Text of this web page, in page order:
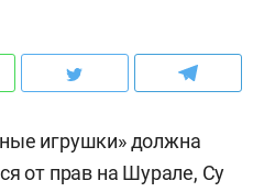
игрушки» должна
от прав на Шурале, Су